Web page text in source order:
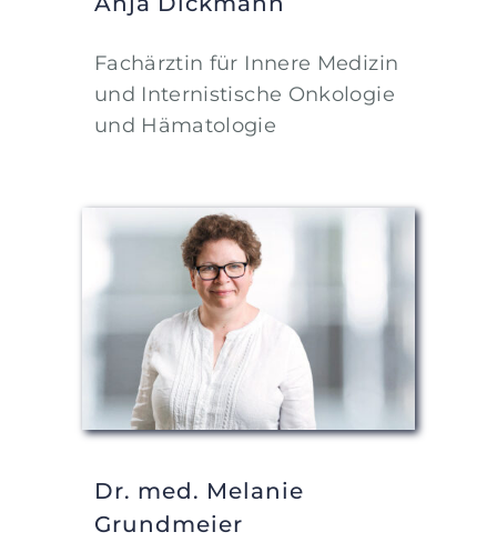
Fachärztin für Innere Medizin
und Internistische Onkologie
und Hämatologie
Dr. med. Melanie
Grundmeier